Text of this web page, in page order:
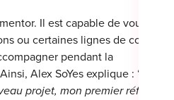
Il est capable de vous
ou certaines lignes de code.
pendant la
Alex SoYes explique : “
projet, mon premier réflexe